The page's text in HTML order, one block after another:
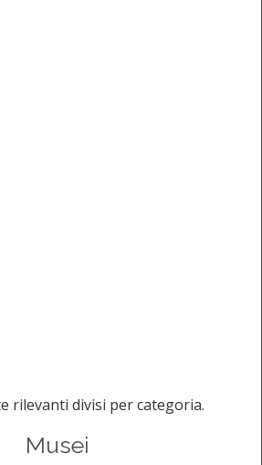
rilevanti divisi per categoria.
Musei